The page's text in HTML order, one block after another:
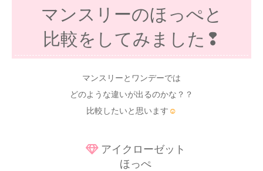
マンスリーのほっぺと
比較をしてみました❢
マンスリーとワンデーでは
どのような違いが出るのかな？？
比較したいと思います ☺
アイクローゼット
ほっぺ